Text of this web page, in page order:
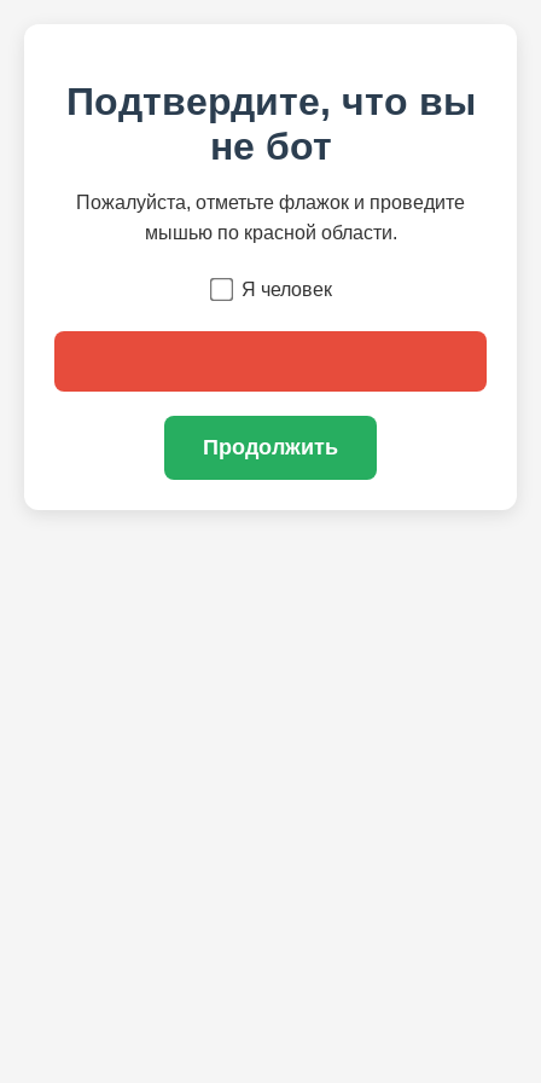
Подтвердите, что вы
не бот
Пожалуйста, отметьте флажок и проведите
мышью по красной области.
Я человек
Продолжить